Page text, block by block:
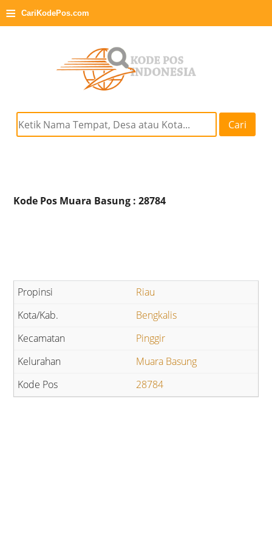
≡ CariKodePos.com
Cari
Kode Pos Muara Basung : 28784
Riau
Bengkalis
Pinggir
Muara Basung
28784